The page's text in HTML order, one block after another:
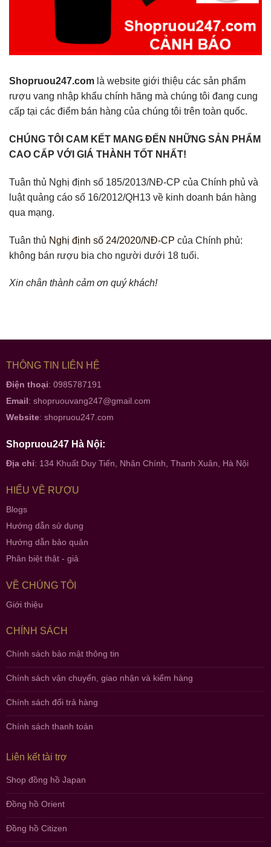
Shopruou247.com là website giới thiệu các sản phẩm
rượu vang nhập khẩu chính hãng mà chúng tôi đang cung
cấp tại các điểm bán hàng của chúng tôi trên toàn quốc.
CHÚNG TÔI CAM KẾT MANG ĐẾN NHỮNG SẢN PHẨM
CAO CẤP VỚI GIÁ THÀNH TỐT NHẤT!
Tuân thủ Nghị định số 185/2013/NĐ-CP của Chính phủ và
luật quảng cáo số 16/2012/QH13 về kinh doanh bán hàng
qua mạng.
Tuân thủ Nghị định số 24/2020/NĐ-CP của Chính phủ:
không bán rượu bia cho người dưới 18 tuổi.
Xin chân thành cảm ơn quý khách!
THÔNG TIN LIÊN HỆ
Điện thoại: 0985787191
Email: shopruouvang247@gmail.com
Website: shopruou247.com
Shopruou247 Hà Nội:
Địa chỉ: 134 Khuất Duy Tiến, Nhân Chính, Thanh Xuân, Hà Nội
HIỂU VỀ RƯỢU
Blogs
Hướng dẫn sử dụng
Hướng dẫn bảo quản
Phân biệt thật - giả
VỀ CHÚNG TÔI
Giới thiệu
CHÍNH SÁCH
Chính sách bảo mật thông tin
Chính sách vận chuyển, giao nhận và kiểm hàng
Chính sách đổi trả hàng
Chính sách thanh toán
Liên kết tài trợ
Shop đồng hồ Japan
Đồng hồ Orient
Đồng hồ Citizen